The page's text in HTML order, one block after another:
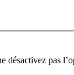
désactivez pas